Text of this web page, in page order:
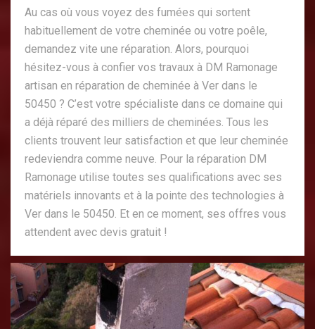
Au cas où vous voyez des fumées qui sortent
habituellement de votre cheminée ou votre poêle,
demandez vite une réparation. Alors, pourquoi
hésitez-vous à confier vos travaux à DM Ramonage
artisan en réparation de cheminée à Ver dans le
50450 ? C’est votre spécialiste dans ce domaine qui
a déjà réparé des milliers de cheminées. Tous les
clients trouvent leur satisfaction et que leur cheminée
redeviendra comme neuve. Pour la réparation DM
Ramonage utilise toutes ses qualifications avec ses
matériels innovants et à la pointe des technologies à
Ver dans le 50450. Et en ce moment, ses offres vous
attendent avec devis gratuit !